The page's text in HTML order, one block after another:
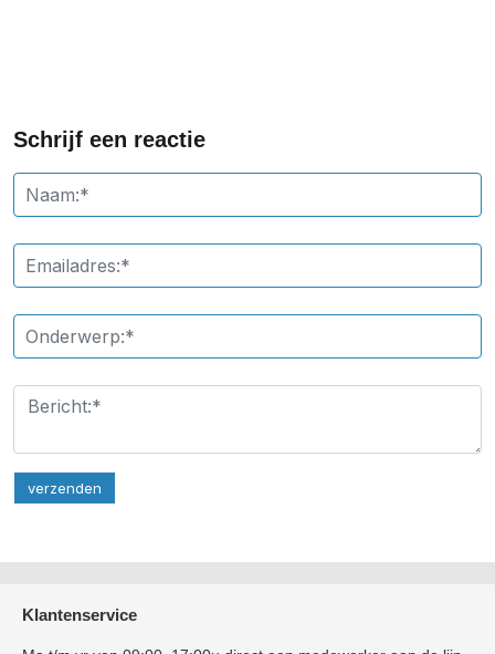
Schrijf een reactie
Klantenservice